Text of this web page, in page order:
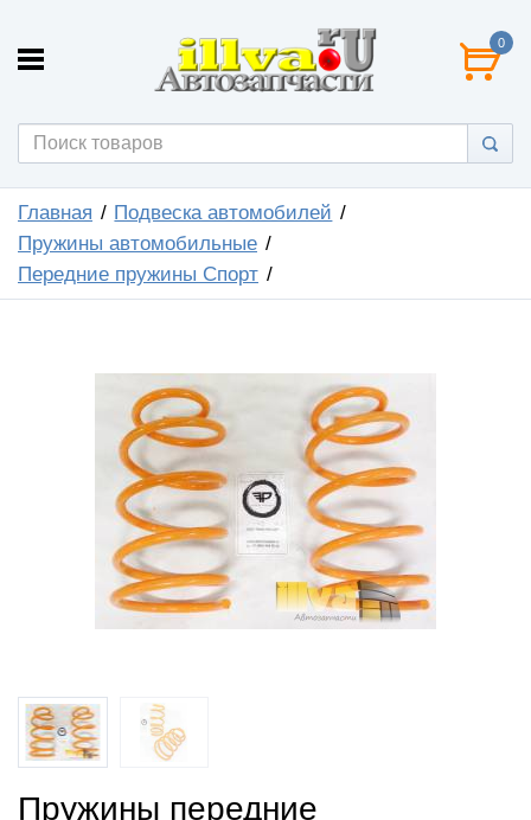
0
Главная
Подвеска автомобилей
Пружины автомобильные
Передние пружины Спорт
Пружины передние